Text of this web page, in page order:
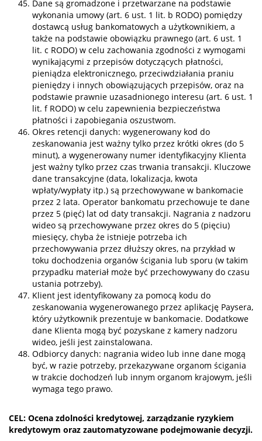
Dane są gromadzone i przetwarzane na podstawie
wykonania umowy (art. 6 ust. 1 lit. b RODO) pomiędzy
dostawcą usług bankomatowych a użytkownikiem, a
także na podstawie obowiązku prawnego (art. 6 ust. 1
lit. c RODO) w celu zachowania zgodności z wymogami
wynikającymi z przepisów dotyczących płatności,
pieniądza elektronicznego, przeciwdziałania praniu
pieniędzy i innych obowiązujących przepisów, oraz na
podstawie prawnie uzasadnionego interesu (art. 6 ust. 1
lit. f RODO) w celu zapewnienia bezpieczeństwa
płatności i zapobiegania oszustwom.
Okres retencji danych: wygenerowany kod do
zeskanowania jest ważny tylko przez krótki okres (do 5
minut), a wygenerowany numer identyfikacyjny Klienta
jest ważny tylko przez czas trwania transakcji. Kluczowe
dane transakcyjne (data, lokalizacja, kwota
wpłaty/wypłaty itp.) są przechowywane w bankomacie
przez 2 lata. Operator bankomatu przechowuje te dane
przez 5 (pięć) lat od daty transakcji. Nagrania z nadzoru
wideo są przechowywane przez okres do 5 (pięciu)
miesięcy, chyba że istnieje potrzeba ich
przechowywania przez dłuższy okres, na przykład w
toku dochodzenia organów ścigania lub sporu (w takim
przypadku materiał może być przechowywany do czasu
ustania potrzeby).
Klient jest identyfikowany za pomocą kodu do
zeskanowania wygenerowanego przez aplikację Paysera,
który użytkownik prezentuje w bankomacie. Dodatkowe
dane Klienta mogą być pozyskane z kamery nadzoru
wideo, jeśli jest zainstalowana.
Odbiorcy danych: nagrania wideo lub inne dane mogą
być, w razie potrzeby, przekazywane organom ścigania
w trakcie dochodzeń lub innym organom krajowym, jeśli
wymaga tego prawo.
CEL: Ocena zdolności kredytowej, zarządzanie ryzykiem
kredytowym oraz zautomatyzowane podejmowanie decyzji.